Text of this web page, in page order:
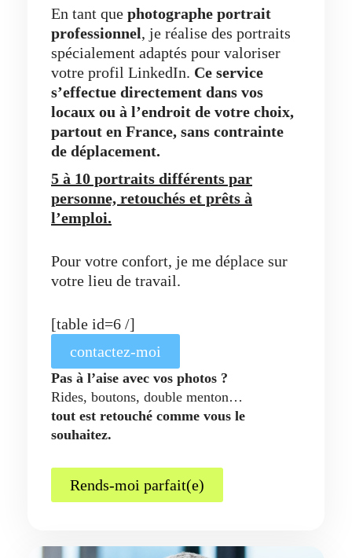
En tant que photographe portrait
professionnel, je réalise des portraits
spécialement adaptés pour valoriser
votre profil LinkedIn. Ce service
s’effectue directement dans vos
locaux ou à l’endroit de votre choix,
partout en France, sans contrainte
de déplacement.
5 à 10 portraits différents par
personne, retouchés et prêts à
l’emploi.
Pour votre confort, je me déplace sur
votre lieu de travail.
[table id=6 /]
contactez-moi
Pas à l’aise avec vos photos ?
Rides, boutons, double menton…
tout est retouché comme vous le
souhaitez.
Rends-moi parfait(e)